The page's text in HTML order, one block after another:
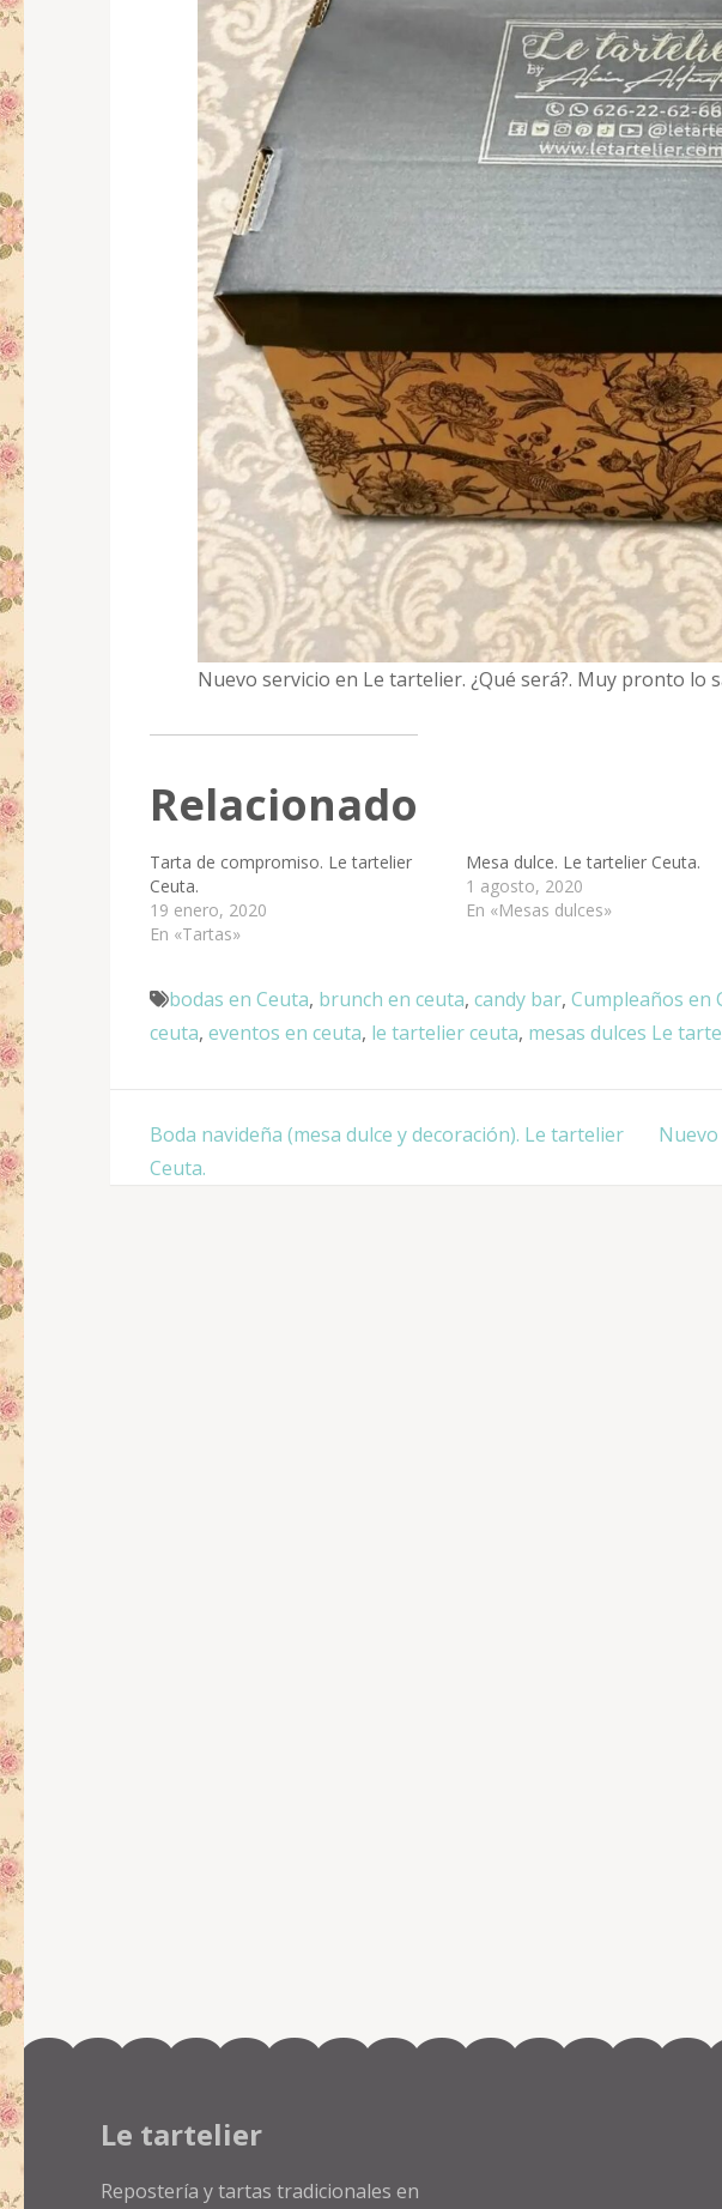
Nuevo servicio en Le tartelier. ¿Qué será?. Muy pronto lo
Relacionado
Tarta de compromiso. Le tartelier
Ceuta.
19 enero, 2020
En «Tartas»
Mesa dulce. Le tartelier Ceuta.
1 agosto, 2020
En «Mesas dulces»
bodas en Ceuta, brunch en ceuta, candy bar, Cumpleaños en
ceuta, eventos en ceuta, le tartelier ceuta, mesas dulces Le
Navegación
de
Boda navideña (mesa dulce y decoración). Le tartelier
Ceuta.
Le tartelier
Repostería y tartas tradicionales en